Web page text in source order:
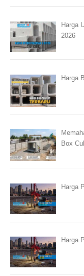
Harga
2026
Harga
Box
Harga
Harga